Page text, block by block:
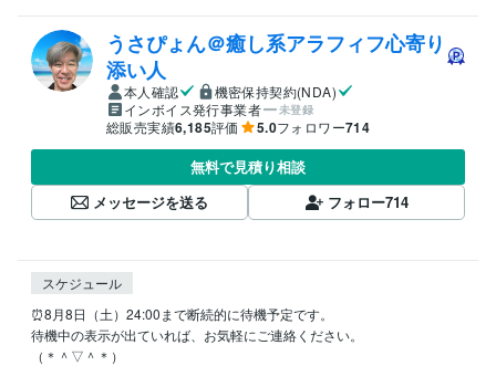
うさぴょん＠癒し系アラフィフ心寄り
添い人
本人確認
機密保持契約(NDA)
インボイス発行事業者
未登録
総販売実績6,185評価 5.0フォロワー714
無料で見積り相談
メッセージを送る
フォロー714
スケジュール
⏰8月8日（土）24:00まで断続的に待機予定です。
待機中の表示が出ていれば、お気軽にご連絡ください。
（＊＾▽＾＊）